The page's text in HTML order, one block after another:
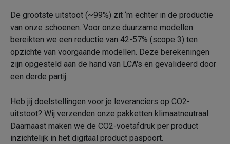
De grootste uitstoot (~99%) zit ‘m echter in de productie
van onze schoenen. Voor onze duurzame modellen
bereikten we een reductie van 42-57% (scope 3) ten
opzichte van voorgaande modellen. Deze berekeningen
zijn opgesteld aan de hand van LCA's en gevalideerd door
een derde partij.
Heb jij doelstellingen voor je leveranciers op CO2-
uitstoot? Wij verzenden onze pakketten klimaatneutraal.
Daarnaast maken we de CO2-voetafdruk per product
inzichtelijk in het digitaal product paspoort.